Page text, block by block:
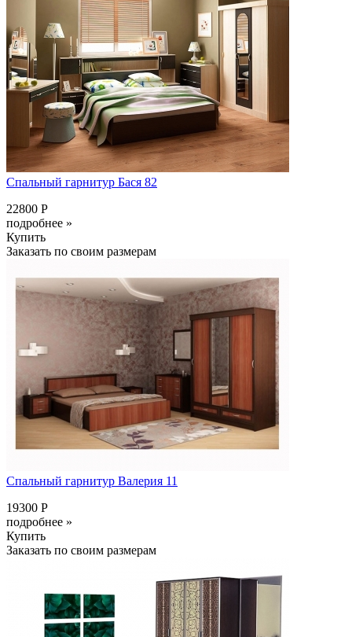
Спальный гарнитур Бася 82
22800 Р
подробнее »
Купить
Заказать по своим размерам
Спальный гарнитур Валерия 11
19300 Р
подробнее »
Купить
Заказать по своим размерам